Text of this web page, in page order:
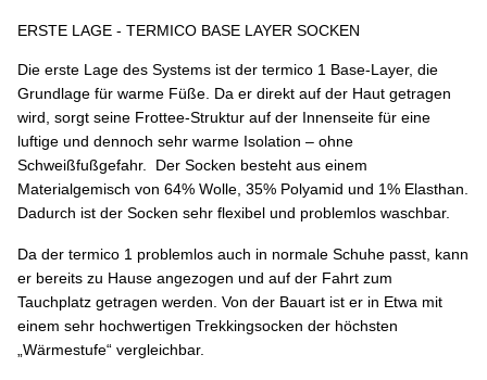
ERSTE LAGE - TERMICO BASE LAYER SOCKEN
Die erste Lage des Systems ist der termico 1 Base-Layer, die
Grundlage für warme Füße. Da er direkt auf der Haut getragen
wird, sorgt seine Frottee-Struktur auf der Innenseite für eine
luftige und dennoch sehr warme Isolation – ohne
Schweißfußgefahr. Der Socken besteht aus einem
Materialgemisch von 64% Wolle, 35% Polyamid und 1% Elasthan.
Dadurch ist der Socken sehr flexibel und problemlos waschbar.
Da der termico 1 problemlos auch in normale Schuhe passt, kann
er bereits zu Hause angezogen und auf der Fahrt zum
Tauchplatz getragen werden. Von der Bauart ist er in Etwa mit
einem sehr hochwertigen Trekkingsocken der höchsten
„Wärmestufe“ vergleichbar.